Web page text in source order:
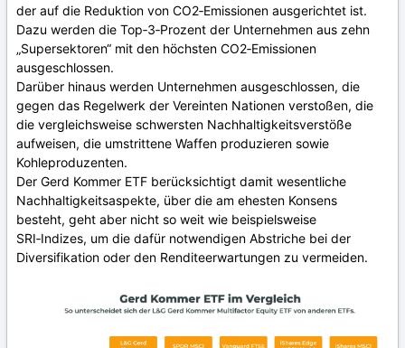
der auf die Reduktion von CO2‑Emissionen ausgerichtet ist.
Dazu werden die Top‑3‑Prozent der Unternehmen aus zehn
„Supersektoren“ mit den höchsten CO2‑Emissionen
ausgeschlossen.
Darüber hinaus werden Unternehmen ausgeschlossen, die
gegen das Regelwerk der Vereinten Nationen verstoßen, die
die vergleichsweise schwersten Nachhaltigkeitsverstöße
aufweisen, die umstrittene Waffen produzieren sowie
Kohleproduzenten.
Der Gerd Kommer ETF berücksichtigt damit wesentliche
Nachhaltigkeitsaspekte, über die am ehesten Konsens
besteht, geht aber nicht so weit wie beispielsweise
SRI‑Indizes, um die dafür notwendigen Abstriche bei der
Diversifikation oder den Renditeerwartungen zu vermeiden.